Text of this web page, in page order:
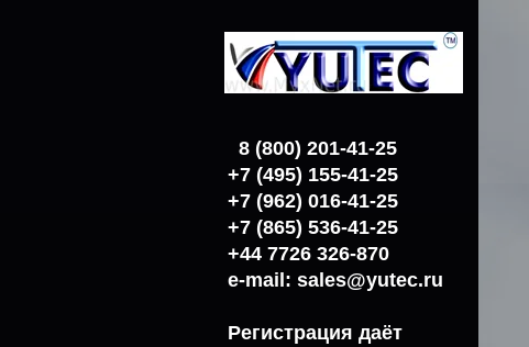
8 (800) 201-41-25
+7 (495) 155-41-25
+7 (962) 016-41-25
+7 (865) 536-41-25
+44 7726 326-870
e-mail: sales@yutec.ru
Регистрация даёт